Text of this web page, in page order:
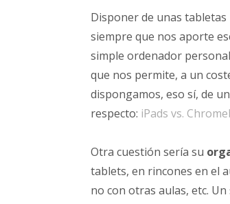
Disponer de unas tabletas
siempre que nos aporte
simple ordenador
que nos permite, a un
dispongamos, eso sí, de
respecto: iPads vs.
Otra cuestión sería su
tablets, en rincones en el
no con otras aulas, etc.